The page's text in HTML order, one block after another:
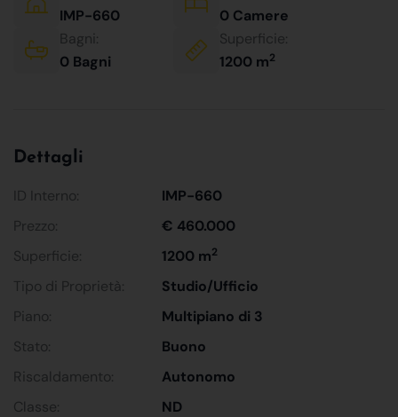
IMP-660
0 Camere
Bagni:
0 Bagni
Superficie:
1200 m2
Dettagli
ID Interno:
IMP-660
Prezzo:
€ 460.000
Superficie:
1200 m2
Tipo di Proprietà:
Studio/Ufficio
Piano:
Multipiano di 3
Stato:
Buono
Riscaldamento:
Autonomo
Classe:
ND